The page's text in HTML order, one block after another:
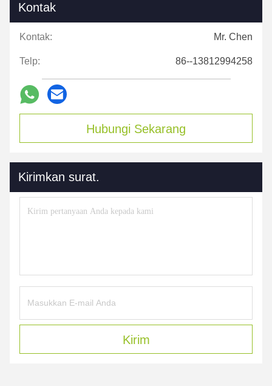
Kontak
Kontak: Mr. Chen
Telp: 86--13812994258
Hubungi Sekarang
Kirimkan surat.
Kirim